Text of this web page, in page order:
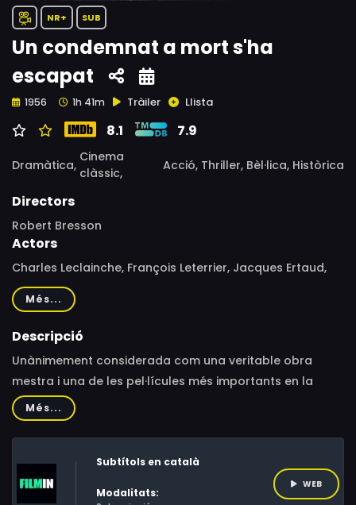
NR+ SUB
Un condemnat a mort s'ha
escapat
1956 1h 41m Tràiler Llista
8.1 7.9
Dramàtica,
Cinema
clàssic,
Acció, Thriller, Bèl·lica, Històrica
Directors
Robert Bresson
Actors
Charles Leclainche, François Leterrier, Jacques Ertaud,
Maurice Beerblock, Charles Le Clainche, Roland Monod,
Jean Paul Delhumeau, Roger Treherne, Jean Philippe
Delamarre, Jacques Oerlemans, Klaus Detlef
Més...
Descripció
Unànimement considerada com una veritable obra
mestra i una de les pel·lícules més importants en la
història del cinema francès. Un film impecable basat en
les memòries del soldat francès i membre de la
Resistència, André Devigny. Meravellosa barreja de
drama i suspens amb cinema bèl·lic, per convertir-se en
tot un referent pel que fa a les fugides carceràries.Lió,
Més...
Subtítols en català
Modalitats:
WEB